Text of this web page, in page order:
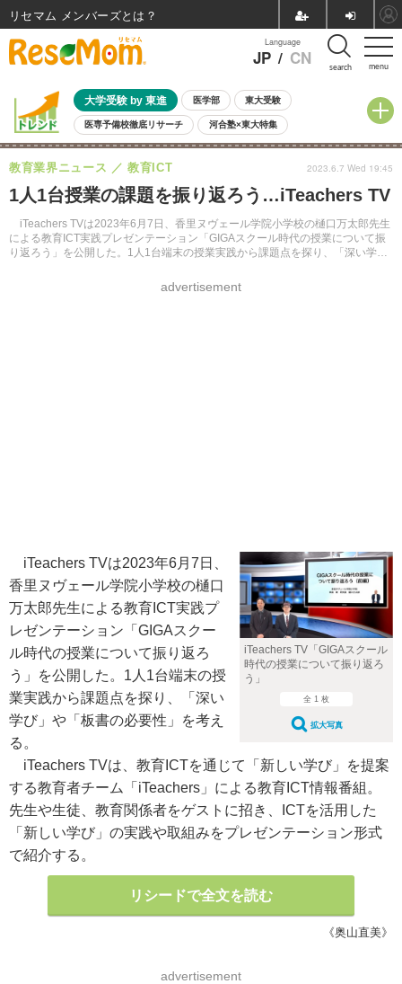
menu
Language
JP / CN search
大学受験 by 東進 医学部 東大受験
医専予備校徹底リサーチ 河合塾×東大特集
親子で考える大学選び 高校受験 中学受験 小学校受験
共通テスト 夏休み 8月開催学校説明会・相談会
8月開催イベント・WS 全国公立高校 過去問 人気記事
自由研究教材（小学生向け） 自由研究教材（中学生向け） ランキング
1人1台授業の課題を振り返ろう…iTeachers TV
iTeachers TVは2023年6月7日、香里ヌヴェール学院小学校の樋口万太郎先生
による教育ICT実践プレゼンテーション「GIGAスクール時代の授業について振
り返ろう」を公開した。1人1台端末の授業実践から課題点を探り、「深い学
教育業界ニュース 教育ICT
advertisement
2023.6.7 Wed 19:45
iTeachers TV「GIGAスクール
時代の授業について振り返ろ
う」
全 1 枚
拡大写真
iTeachers TVは2023年6月7日、
香里ヌヴェール学院小学校の樋口
万太郎先生による教育ICT実践プ
レゼンテーション「GIGAスクー
ル時代の授業について振り返ろ
う」を公開した。1人1台端末の授
業実践から課題点を探り、「深い
学び」や「板書の必要性」を考え
る。
iTeachers TVは、教育ICTを通じて「新しい学び」を提案
する教育者チーム「iTeachers」による教育ICT情報番組。
先生や生徒、教育関係者をゲストに招き、ICTを活用した
「新しい学び」の実践や取組みをプレゼンテーション形式
で紹介する。
リシードで全文を読む
《奥山直美》
advertisement
リセマム メンバーズ